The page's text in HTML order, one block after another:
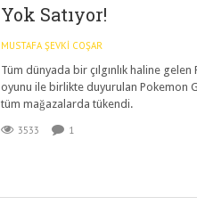
Yok Satıyor!
MUSTAFA ŞEVKI COŞAR
Tüm dünyada bir çılgınlık haline gelen
oyunu ile birlikte duyurulan Pokemon
tüm mağazalarda tükendi.
3533 1